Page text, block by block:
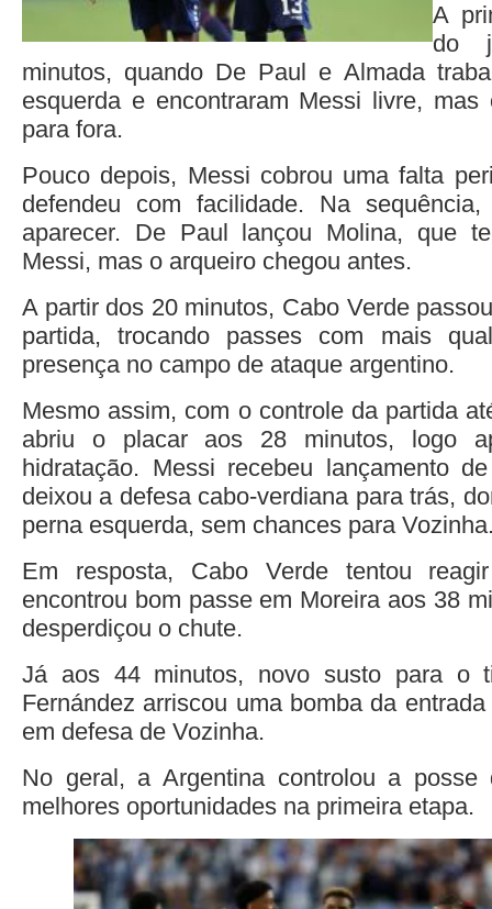
A
do
minutos, quando De Paul e Almada
esquerda e encontraram Messi livre, mas
para fora.
Pouco depois, Messi cobrou uma falta
defendeu com facilidade. Na
aparecer. De Paul lançou Molina, que
Messi, mas o arqueiro chegou antes.
A partir dos 20 minutos, Cabo Verde
partida, trocando passes com mais
presença no campo de ataque argentino.
Mesmo assim, com o controle da partida
abriu o placar aos 28 minutos, logo
hidratação. Messi recebeu lançamento
deixou a defesa cabo-verdiana para trás,
perna esquerda, sem chances para
Em resposta, Cabo Verde tentou
encontrou bom passe em Moreira aos 38
desperdiçou o chute.
Já aos 44 minutos, novo susto para o
Fernández arriscou uma bomba da
em defesa de Vozinha.
No geral, a Argentina controlou a
melhores oportunidades na primeira etapa.